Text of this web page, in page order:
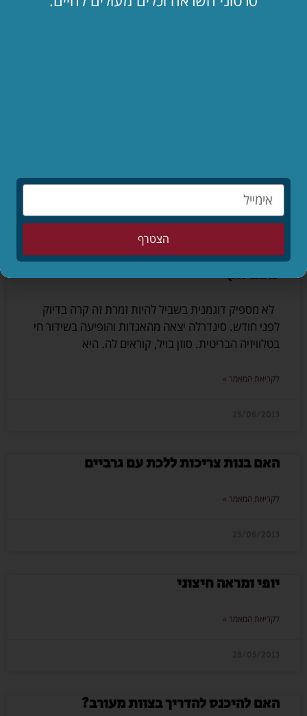
26/06/2013
סוזן בויל (מקוצר – ללא השירה ובלי
כתוביות)
לא מספיק דוגמנית בשביל להיות זמרת זה קרה בדיוק
לפני חודש. סינדרלה יצאה מהאגדות והופיעה בשידור חי
בטלוויזיה הבריטית. סוזן בויל, קוראים לה. היא
לקריאת המאמר »
האם בנות צריכות ללכת עם גרביים
לקריאת המאמר »
יופי ומראה חיצוני
לקריאת המאמר »
האם להיכנס להדריך בצוות מעורב?
הצטרף